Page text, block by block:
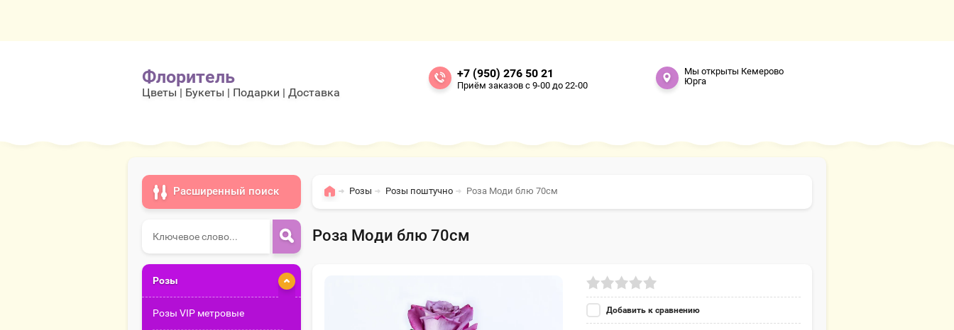
Флоритель
Цветы | Букеты | Подарки | Доставка
+7 (950) 276 50 21
Приём заказов с 9-00 до 22-00
Мы открыты Кемерово
Юрга
Расширенный поиск
Розы
Розы VIP метровые
Розы Розы поштучно Роза Моди блю 70см
Роза Моди блю 70см
Добавить к сравнению